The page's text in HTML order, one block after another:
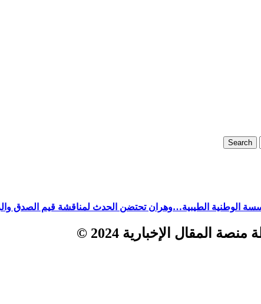
Search
الوطنية الطيبية…وهران تحتضن الحدث لمناقشة قيم الصدق
المقال الإخبارية 2024 ©